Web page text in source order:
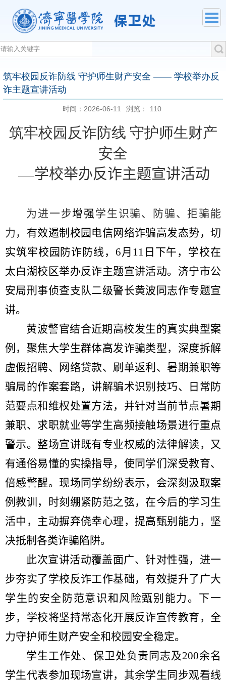
筑牢校园反诈防线 守护师生财产安全 —— 学校举办反
诈主题宣讲活动
时间：2026-06-11 浏览： 110
筑牢校园反诈防线 守护师生财产
安全
——学校举办反诈主题宣讲活动
为进一步增强 学生识骗、防骗、拒骗能
力， 有效遏制校园电信网络诈骗高发态势，切
实筑牢校园防诈防线， 6月 11 日下午，学校在
太白湖校区举办反诈主题宣讲活动。济宁市公
安局刑事侦查支队二级警长黄波同志作专题宣
讲。
黄波警官结合近期高校发生的真实典型案
例，聚焦大学生群体高发诈骗类型，深度拆解
虚假招聘、网络贷款、刷单返利、暑期兼职等
骗局的作案套路，讲解骗术识别技巧、日常防
范要点和维权处置方法，并针对当前节点暑期
兼职、求职就业等学生高频接触场景进行重点
警示。整场宣讲既有专业权威的法律解读，又
有通俗易懂的实操指导，使同学们深受教育、
倍感警醒。现场同学纷纷表示，会深刻汲取案
例教训，时刻绷紧防范之弦，在今后的学习生
活中，主动摒弃侥幸心理，提高甄别能力，坚
决抵制各类诈骗陷阱。
此次宣讲活动覆盖面广、针对性强，进一
步夯实了学校反诈工作基础，有效提升了广大
学生的安全防范意识和风险甄别能力。下一
步，学校将坚持常态化开展反诈宣传教育，全
力守护师生财产安全和校园安全稳定。
学生工作处、保卫处负责同志及200余名
学生代表参加现场宣讲，其余学生同步观看线